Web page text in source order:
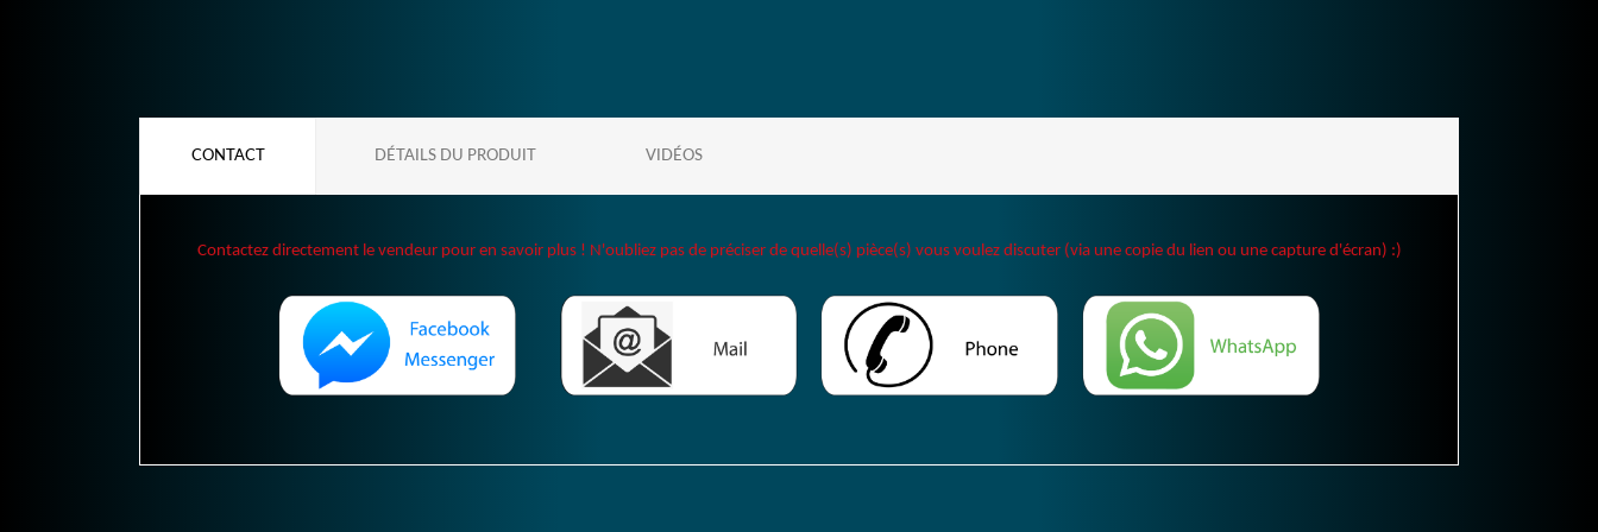
CONTACT DÉTAILS DU PRODUIT VIDÉOS
Contactez directement le vendeur pour en savoir plus ! N'oubliez pas de préciser de quelle(s) pièce(s) vous voulez discuter (via une copie du lien ou une capture d'écran) :)